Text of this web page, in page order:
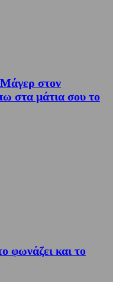
στον
στα μάτια σου το
και το